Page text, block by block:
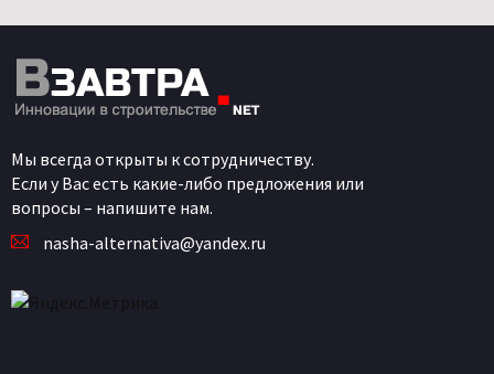
Мы всегда открыты к сотрудничеству.
Если у Вас есть какие-либо предложения или
вопросы – напишите нам.
nasha-alternativa@yandex.ru